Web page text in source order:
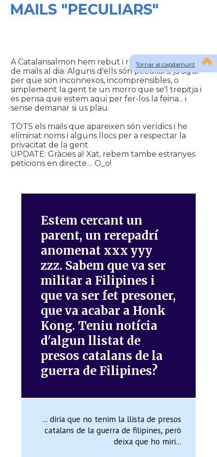
Tornar al capdamunt
MAILS "PECULIARS"
A Catalansalmon hem rebut i rebem un bon munt
de mails al dia. Alguns d'ells són peculiars, ja sigui
per que son inconnexos, incomprensibles, o
simplement la gent te un morro que se'l trepitja i
es pensa que estem aqui per fer-los la feina... i
sense demanar si us plau.
TOTS els mails que apareixen són verídics i he
eliminat noms i alguns llocs per a respectar la
privacitat de la gent
UPDATE: Gràcies al Xat, rebem tambe estranyes
peticions en directe.... O_o!
Estem cercant un
parent, un rerepadrí
anomenat xxx yyy
zzz. Sabem que va ser
militar a Filipines i
que va ser fet presoner,
que va acabar a Honk
Kong. Teniu notícia
d'algun llistat de
presos catalans de la
guerra de Filipines?
... diria que no tenim la llista de presos
catalans de la guerra de filipines, però
deixa que ho miri...